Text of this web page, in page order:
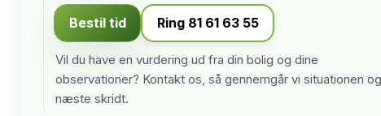
Bestil tid Ring 81 61 63 55
Vil du have en vurdering ud fra din bolig og dine
observationer? Kontakt os, så gennemgår vi situationen og
næste skridt.